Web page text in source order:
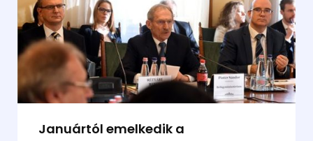
Januártól emelkedik a